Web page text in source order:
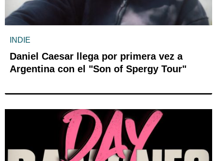
INDIE
Daniel Caesar llega por primera vez a
Argentina con el "Son of Spergy Tour"